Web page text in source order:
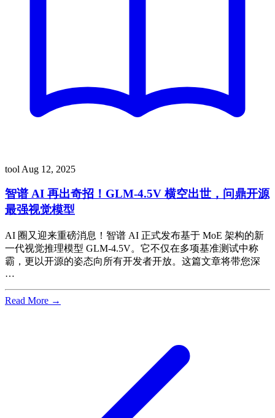
tool Aug 12, 2025
智谱 AI 再出奇招！GLM-4.5V 横空出世，问鼎开源
最强视觉模型
AI 圈又迎来重磅消息！智谱 AI 正式发布基于 MoE 架构的新
一代视觉推理模型 GLM-4.5V。它不仅在多项基准测试中称
霸，更以开源的姿态向所有开发者开放。这篇文章将带您深
…
Read More →